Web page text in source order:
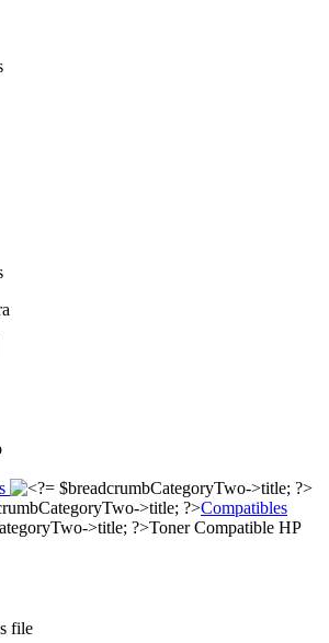
Compatibles
Toner Compatible HP